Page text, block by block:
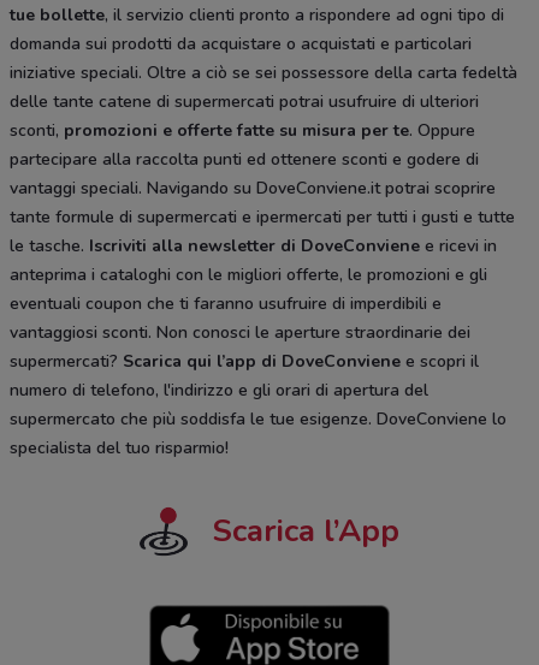
tue bollette, il servizio clienti pronto a rispondere ad ogni tipo di
domanda sui prodotti da acquistare o acquistati e particolari
iniziative speciali. Oltre a ciò se sei possessore della carta fedeltà
delle tante catene di supermercati potrai usufruire di ulteriori
sconti, promozioni e offerte fatte su misura per te. Oppure
partecipare alla raccolta punti ed ottenere sconti e godere di
vantaggi speciali. Navigando su DoveConviene.it potrai scoprire
tante formule di supermercati e ipermercati per tutti i gusti e tutte
le tasche. Iscriviti alla newsletter di DoveConviene e ricevi in
anteprima i cataloghi con le migliori offerte, le promozioni e gli
eventuali coupon che ti faranno usufruire di imperdibili e
vantaggiosi sconti. Non conosci le aperture straordinarie dei
supermercati? Scarica qui l’app di DoveConviene e scopri il
numero di telefono, l'indirizzo e gli orari di apertura del
supermercato che più soddisfa le tue esigenze. DoveConviene lo
specialista del tuo risparmio!
Scarica l’App